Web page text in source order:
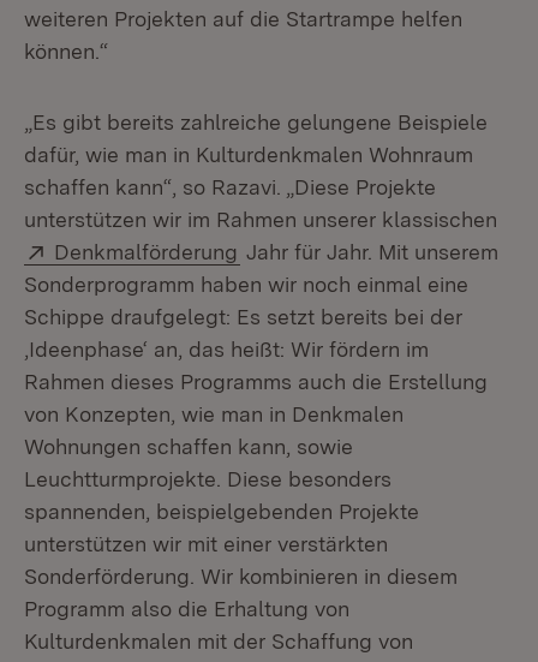
weiteren Projekten auf die Startrampe helfen
können.“
„Es gibt bereits zahlreiche gelungene Beispiele
dafür, wie man in Kulturdenkmalen Wohnraum
schaffen kann“, so Razavi. „Diese Projekte
unterstützen wir im Rahmen unserer klassischen
Extern:
Denkmalförderung (Öffnet in neuem Fenster)
Jahr für Jahr. Mit unserem
Sonderprogramm haben wir noch einmal eine
Schippe draufgelegt: Es setzt bereits bei der
‚Ideenphase‘ an, das heißt: Wir fördern im
Rahmen dieses Programms auch die Erstellung
von Konzepten, wie man in Denkmalen
Wohnungen schaffen kann, sowie
Leuchtturmprojekte. Diese besonders
spannenden, beispielgebenden Projekte
unterstützen wir mit einer verstärkten
Sonderförderung. Wir kombinieren in diesem
Programm also die Erhaltung von
Kulturdenkmalen mit der Schaffung von